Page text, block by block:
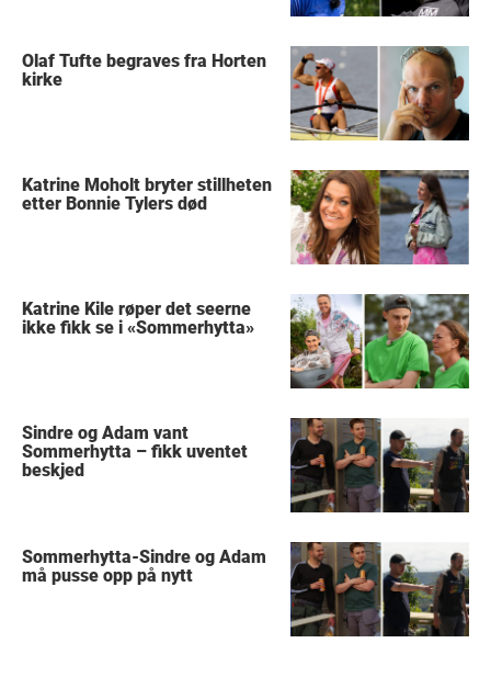
Olaf Tufte begraves fra Horten
kirke
Katrine Moholt bryter stillheten
etter Bonnie Tylers død
Katrine Kile røper det seerne
ikke fikk se i «Sommerhytta»
Sindre og Adam vant
Sommerhytta – fikk uventet
beskjed
Sommerhytta-Sindre og Adam
må pusse opp på nytt